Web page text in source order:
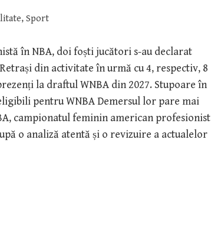
, Sport
în NBA, doi foști jucători s-au declarat
din activitate în urmă cu 4, respectiv, 8
la draftul WNBA din 2027. Stupoare în
pentru WNBA Demersul lor pare mai
campionatul feminin american profesionist
o analiză atentă și o revizuire a actualelor